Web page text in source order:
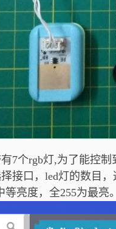
7个rgb灯,为了能控制
接口，led灯的数目，
等亮度，全255为最亮